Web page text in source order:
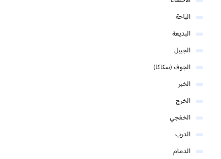
الباحة
البديعة
الجبيل
الجوف (سكاكا)
الخبر
الخرج
الخفجي
الدرب
الدمام